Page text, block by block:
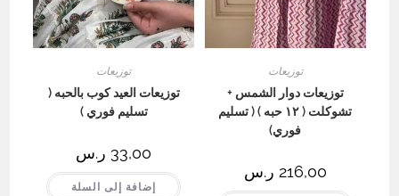
توزيعات
توزيعات دوار الشمس +
تشوكلت ( ١٢ حبه ) ( تسليم
فوري)
216,00 ر.س
توزيعات
توزيعات العيد كوب بالحبه (
تسليم فوري )
33,00 ر.س
إضافة إلى السلة